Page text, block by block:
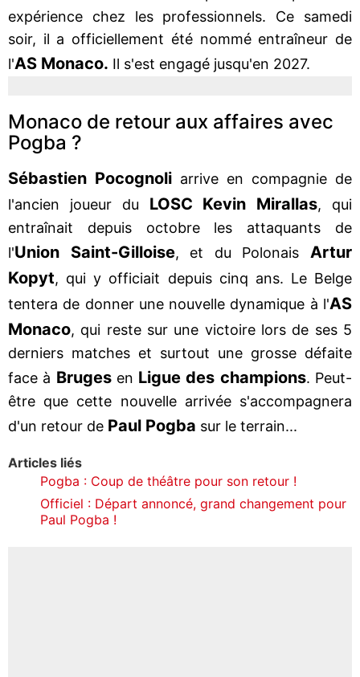
expérience chez les professionnels. Ce samedi
soir, il a officiellement été nommé entraîneur de
l'AS Monaco. Il s'est engagé jusqu'en 2027.
Monaco de retour aux affaires avec
Pogba ?
Sébastien Pocognoli arrive en compagnie de
l'ancien joueur du LOSC Kevin Mirallas, qui
entraînait depuis octobre les attaquants de
l'Union Saint-Gilloise, et du Polonais Artur
Kopyt, qui y officiait depuis cinq ans. Le Belge
tentera de donner une nouvelle dynamique à l'AS
Monaco, qui reste sur une victoire lors de ses 5
derniers matches et surtout une grosse défaite
face à Bruges en Ligue des champions. Peut-
être que cette nouvelle arrivée s'accompagnera
d'un retour de Paul Pogba sur le terrain...
Articles liés
Pogba : Coup de théâtre pour son retour !
Officiel : Départ annoncé, grand changement pour
Paul Pogba !